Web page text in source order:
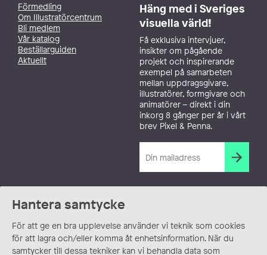
Hantera samtycke
För att ge en bra upplevelse använder vi teknik som cookies
för att lagra och/eller komma åt enhetsinformation. När du
samtycker till dessa tekniker kan vi behandla data som
Förmedling
Om Illustratörcentrum
Bli medlem
Vår katalog
Beställarguiden
Aktuellt
Häng med i Sveriges
visuella värld!
Få exklusiva intervjuer,
insikter om pågående
projekt och inspirerande
exempel på samarbeten
mellan uppdragsgivare,
illustratörer, formgivare och
animatörer – direkt i din
inkorg 8 gånger per år i vårt
brev Pixel & Penna.